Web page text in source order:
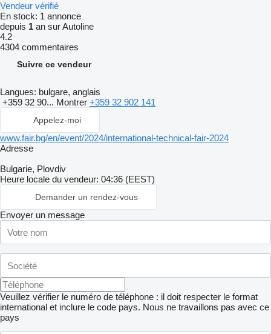
Vendeur vérifié
En stock: 1 annonce
depuis 1 an sur Autoline
4.2
4304 commentaires
Suivre ce vendeur
Langues: bulgare, anglais
+359 32 90... Montrer +359 32 902 141
Appelez-moi
www.fair.bg/en/event/2024/international-technical-fair-2024
Adresse
Bulgarie, Plovdiv
Heure locale du vendeur: 04:36 (EEST)
Demander un rendez-vous
Envoyer un message
Veuillez vérifier le numéro de téléphone : il doit respecter le format
international et inclure le code pays. Nous ne travaillons pas avec ce
pays